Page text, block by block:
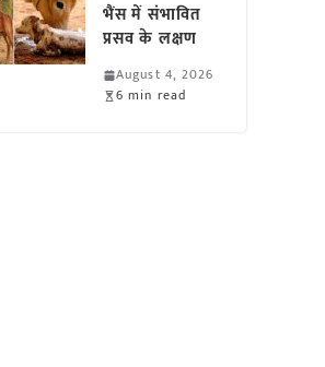
भैंस में संभावित
प्रसव के लक्षण
August 4, 2026
6 min read